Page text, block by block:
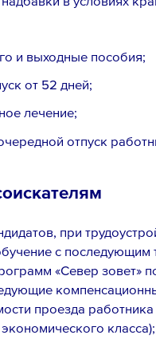
и выходные пособия;
от 52 дней;
лечение;
отпуск
при
с последующим
«Север зовет»
проезда
класса);